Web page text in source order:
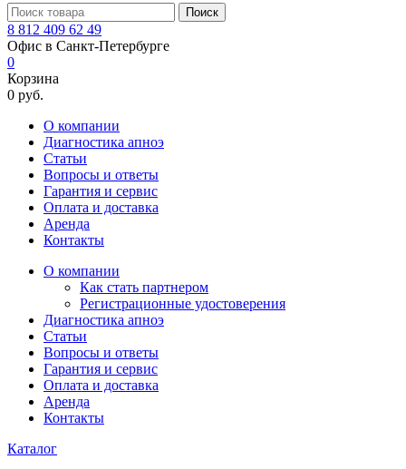
Поиск
8 812 409 62 49
Офис в Санкт-Петербурге
0
Корзина
0 руб.
О компании
Диагностика апноэ
Статьи
Вопросы и ответы
Гарантия и сервис
Оплата и доставка
Аренда
Контакты
О компании
Как стать партнером
Регистрационные удостоверения
Диагностика апноэ
Статьи
Вопросы и ответы
Гарантия и сервис
Оплата и доставка
Аренда
Контакты
Каталог